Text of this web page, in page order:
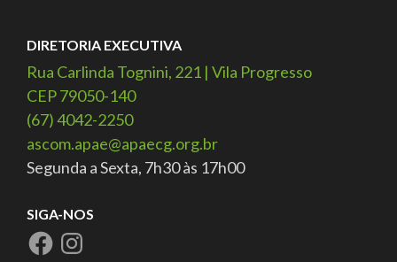
DIRETORIA EXECUTIVA
Rua Carlinda Tognini, 221 | Vila Progresso
CEP 79050-140
(67) 4042-2250
ascom.apae@apaecg.org.br
Segunda a Sexta, 7h30 às 17h00
SIGA-NOS